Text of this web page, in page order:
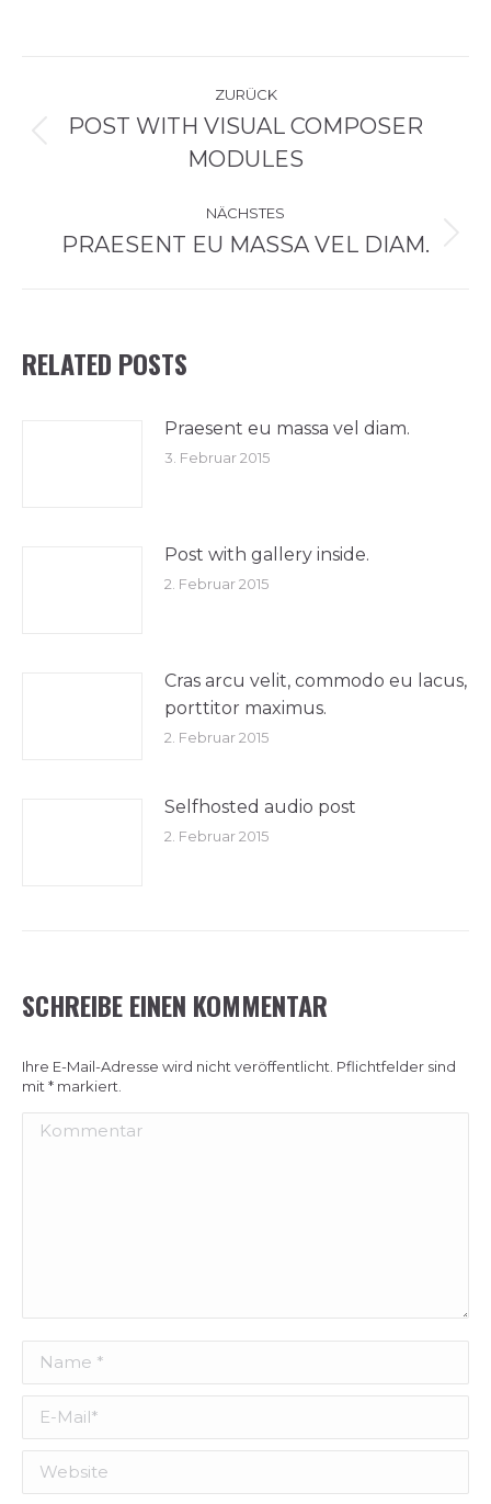
ZURÜCK
Beitrag:
POST WITH VISUAL COMPOSER
MODULES
NÄCHSTES
Nächster
PRAESENT EU MASSA VEL DIAM.
RELATED POSTS
Praesent eu massa vel diam.
3. Februar 2015
Post with gallery inside.
2. Februar 2015
Cras arcu velit, commodo eu lacus,
porttitor maximus.
2. Februar 2015
Selfhosted audio post
2. Februar 2015
SCHREIBE EINEN KOMMENTAR
Ihre E-Mail-Adresse wird nicht veröffentlicht. Pflichtfelder sind
mit * markiert.
Kommentar
Name *
E-Mail *
Website